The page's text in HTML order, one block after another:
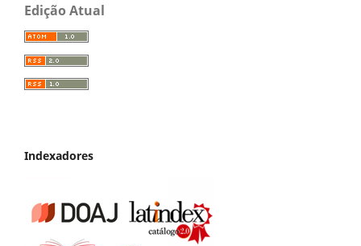
Edição Atual
Indexadores